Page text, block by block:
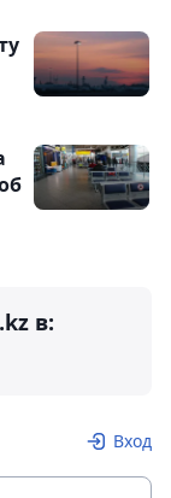
в:
Вход